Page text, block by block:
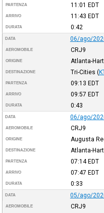
PARTENZA 11:01 EDT
ARRIVO 11:43 EDT
DURATA 0:42
DATA 06/ago/
AEROMOBILE CRJ9
ORIGINE Atlanta-
DESTINAZIONE Tri-Cities (
PARTENZA 09:13 EDT
ARRIVO 09:57 EDT
DURATA 0:43
DATA 06/ago/
AEROMOBILE CRJ9
ORIGINE Augusta
DESTINAZIONE Atlanta-
PARTENZA 07:14EDT
ARRIVO 07:47 EDT
DURATA 0:33
DATA 05/ago/
AEROMOBILE CRJ9